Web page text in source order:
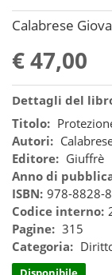
Calabrese
€ 47,00
Dettagli del
Titolo:
Autori:
Editore: Giuffrè
Anno di
ISBN: 978-8828-
Codice interno:
Pagine: 315
Categoria: